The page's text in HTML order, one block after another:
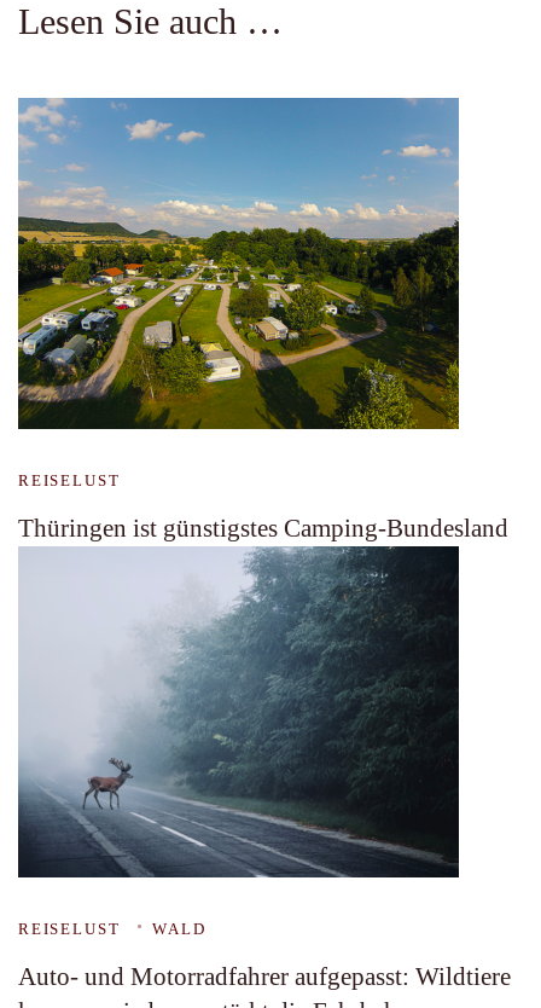
Lesen Sie auch …
REISELUST
Thüringen ist günstigstes Camping-Bundesland
REISELUST WALD
Auto- und Motorradfahrer aufgepasst: Wildtiere